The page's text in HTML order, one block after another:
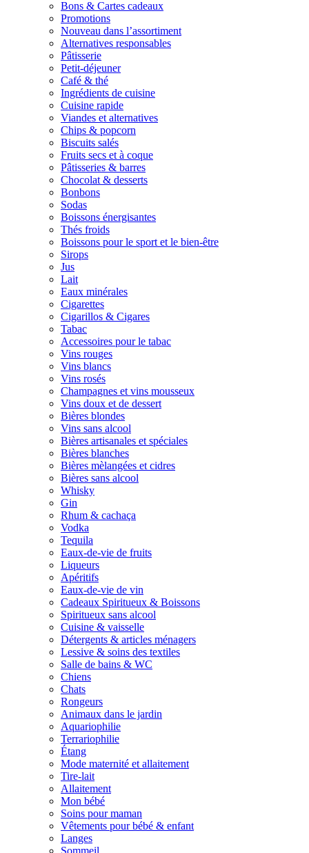
Bons & Cartes cadeaux
Promotions
Nouveau dans l’assortiment
Alternatives responsables
Pâtisserie
Petit-déjeuner
Café & thé
Ingrédients de cuisine
Cuisine rapide
Viandes et alternatives
Chips & popcorn
Biscuits salés
Fruits secs et à coque
Pâtisseries & barres
Chocolat & desserts
Bonbons
Sodas
Boissons énergisantes
Thés froids
Boissons pour le sport et le bien-être
Sirops
Jus
Lait
Eaux minérales
Cigarettes
Cigarillos & Cigares
Tabac
Accessoires pour le tabac
Vins rouges
Vins blancs
Vins rosés
Champagnes et vins mousseux
Vins doux et de dessert
Bières blondes
Vins sans alcool
Bières artisanales et spéciales
Bières blanches
Bières mèlangées et cidres
Bières sans alcool
Whisky
Gin
Rhum & cachaça
Vodka
Tequila
Eaux-de-vie de fruits
Liqueurs
Apéritifs
Eaux-de-vie de vin
Cadeaux Spiritueux & Boissons
Spiritueux sans alcool
Cuisine & vaisselle
Détergents & articles ménagers
Lessive & soins des textiles
Salle de bains & WC
Chiens
Chats
Rongeurs
Animaux dans le jardin
Aquariophilie
Terrariophilie
Étang
Mode maternité et allaitement
Tire-lait
Allaitement
Mon bébé
Soins pour maman
Vêtements pour bébé & enfant
Langes
Sommeil